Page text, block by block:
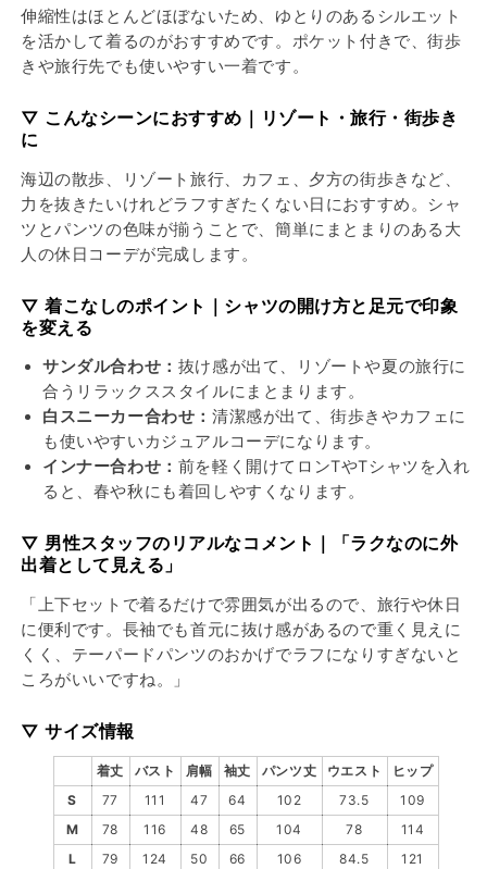
す
す
伸縮性はほとんどほぼないため、ゆとりのあるシルエット
を活かして着るのがおすすめです。ポケット付きで、街歩
きや旅行先でも使いやすい一着です。
▽ こんなシーンにおすすめ｜リゾート・旅行・街歩き
に
海辺の散歩、リゾート旅行、カフェ、夕方の街歩きなど、
力を抜きたいけれどラフすぎたくない日におすすめ。シャ
ツとパンツの色味が揃うことで、簡単にまとまりのある大
人の休日コーデが完成します。
▽ 着こなしのポイント｜シャツの開け方と足元で印象
を変える
サンダル合わせ： 抜け感が出て、リゾートや夏の旅行に
合うリラックススタイルにまとまります。
白スニーカー合わせ： 清潔感が出て、街歩きやカフェに
も使いやすいカジュアルコーデになります。
インナー合わせ： 前を軽く開けてロンTやTシャツを入れ
ると、春や秋にも着回しやすくなります。
▽ 男性スタッフのリアルなコメント｜「ラクなのに外
出着として見える」
「上下セットで着るだけで雰囲気が出るので、旅行や休日
に便利です。長袖でも首元に抜け感があるので重く見えに
くく、テーパードパンツのおかげでラフになりすぎないと
ころがいいですね。」
▽ サイズ情報
着丈 バスト 肩幅 袖丈 パンツ丈 ウエスト
ヒップ
S
77 111 47 64 102 73.5
109
M
78 116 48 65 104 78
114
L
79 124 50 66 106 84.5 121